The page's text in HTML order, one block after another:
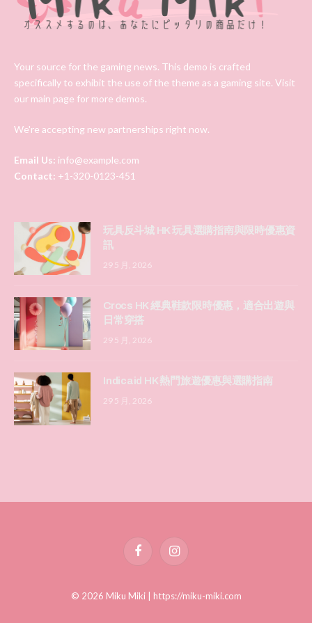
Your source for the gaming news. This demo is crafted
specifically to exhibit the use of the theme as a gaming site. Visit
our main page for more demos.
We're accepting new partnerships right now.
Email Us: info@example.com
Contact: +1-320-0123-451
玩具反斗城 HK 玩具選購指南與限時優惠資
訊
29 5 月, 2026
Crocs HK 經典鞋款限時優惠，適合出遊與
日常穿搭
29 5 月, 2026
Indicaid HK 熱門旅遊優惠與選購指南
29 5 月, 2026
FacebookInstagram
© 2026 Miku Miki | https://miku-miki.com